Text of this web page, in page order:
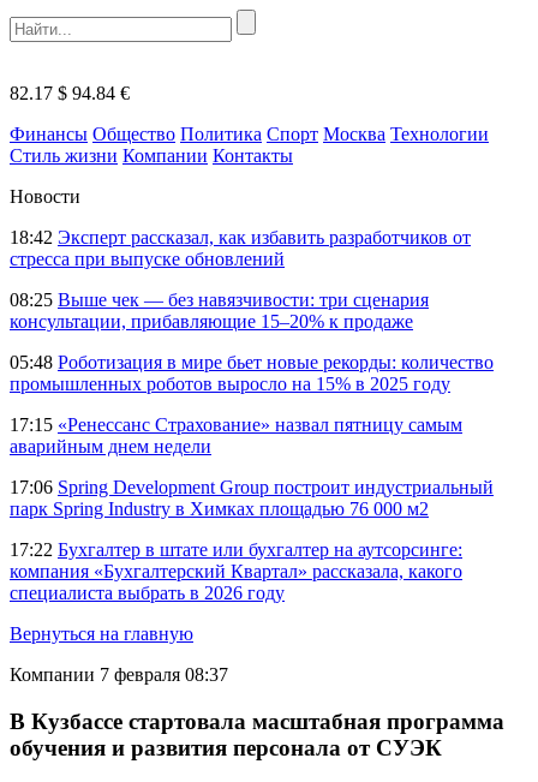
82.17 $ 94.84 €
Финансы Общество Политика Спорт Москва Технологии
Стиль жизни Компании Контакты
Новости
18:42 Эксперт рассказал, как избавить разработчиков от
стресса при выпуске обновлений
08:25 Выше чек — без навязчивости: три сценария
консультации, прибавляющие 15–20% к продаже
05:48 Роботизация в мире бьет новые рекорды: количество
промышленных роботов выросло на 15% в 2025 году
17:15 «Ренессанс Страхование» назвал пятницу самым
аварийным днем недели
17:06 Spring Development Group построит индустриальный
парк Spring Industry в Химках площадью 76 000 м2
17:22 Бухгалтер в штате или бухгалтер на аутсорсинге:
компания «Бухгалтерский Квартал» рассказала, какого
специалиста выбрать в 2026 году
Вернуться на главную
Компании 7 февраля 08:37
В Кузбассе стартовала масштабная программа
обучения и развития персонала от СУЭК